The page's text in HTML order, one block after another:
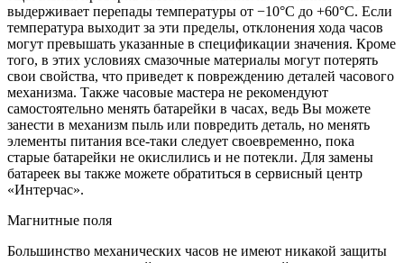
выдерживает перепады температуры от −10°C до +60°C. Если
температура выходит за эти пределы, отклонения хода часов
могут превышать указанные в спецификации значения. Кроме
того, в этих условиях смазочные материалы могут потерять
свои свойства, что приведет к повреждению деталей часового
механизма. Также часовые мастера не рекомендуют
самостоятельно менять батарейки в часах, ведь Вы можете
занести в механизм пыль или повредить деталь, но менять
элементы питания все-таки следует своевременно, пока
старые батарейки не окислились и не потекли. Для замены
батареек вы также можете обратиться в сервисный центр
«Интерчас».
Магнитные поля
Большинство механических часов не имеют никакой защиты